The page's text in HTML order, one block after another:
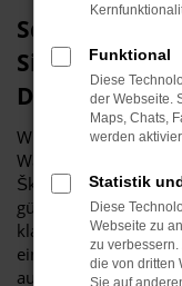
Sie sich eine
Dorsten
Wir bei Budde
Was das bedeutet?
Škoda
günstigen Preis
klassischer
einem anderen Ort
auf den Händler und
Funktional
Diese
der Webseite.
Maps, Chats,
werden
Statistik
Diese
Webseite zu
zu
die von dritten
Sie auf